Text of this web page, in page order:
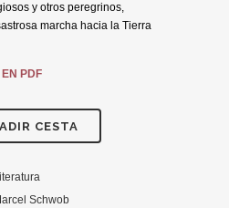
y otros peregrinos,
marcha hacia la Tierra
PDF
CESTA
Schwob